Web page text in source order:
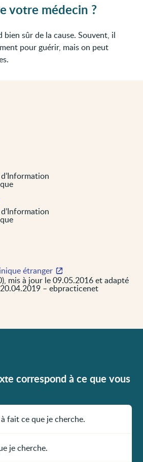
votre médecin ?
bien sûr de la cause. Souvent, il
pour guérir, mais on peut
étranger
mis à jour le 09.05.2016 et adapté
– ebpracticenet
correspond à ce que vous
fait ce que je cherche.
je cherche.